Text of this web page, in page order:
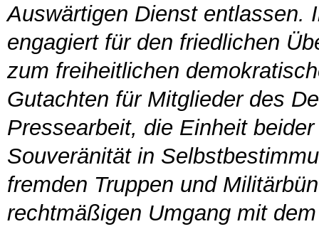
Auswärtigen Dienst entlassen.
engagiert für den friedlichen
zum freiheitlichen
Gutachten für Mitglieder des
Pressearbeit, die Einheit
Souveränität in
fremden Truppen und
rechtmäßigen Umgang mit